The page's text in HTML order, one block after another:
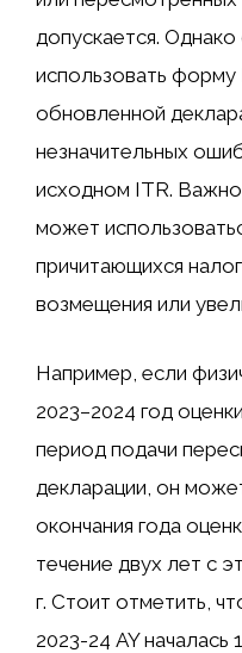
допускается.
использовать
обновленной
незначительных
исходном ITR.
может
причитающихся
возмещения или
Например, если
2023–2024 год
период подачи
декларации, он
окончания года
течение двух лет с
г. Стоит отметить,
2023-24 AY началась